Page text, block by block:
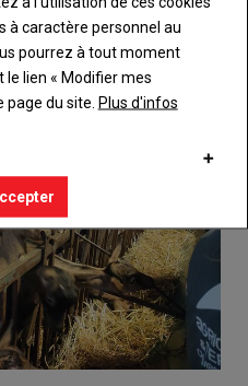
à caractère personnel au
pourrez à tout moment
le lien « Modifier mes
du site. Plus d'infos